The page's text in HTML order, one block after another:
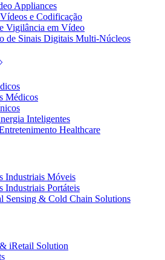
Appliances
e Codificação
Vigilância em Vídeo
de Sinais Digitais Multi-Núcleos
Médicos
Inteligentes
Healthcare
Industriais Móveis
Industriais Portáteis
Sensing & Cold Chain Solutions
iRetail Solution